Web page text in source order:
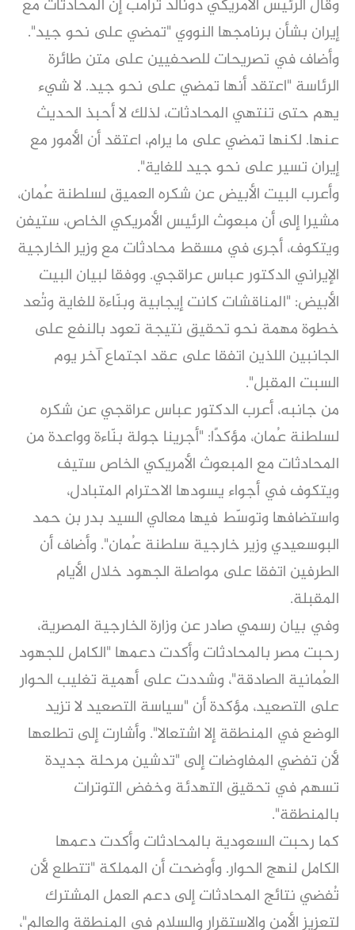
وقال الرئيس الأمريكي دونالد ترامب إن المحادثات مع
إيران بشأن برنامجها النووي "تمضي على نحو جيد".
وأضاف في تصريحات للصحفيين على متن طائرة
الرئاسة "اعتقد أنها تمضي على نحو جيد. لا شيء
يهم حتى تنتهي المحادثات، لذلك لا أحبذ الحديث
عنها. لكنها تمضي على ما يرام، اعتقد أن الأمور مع
إيران تسير على نحو جيد للغاية".
وأعرب البيت الأبيض عن شكره العميق لسلطنة عُمان،
مشيرا إلى أن مبعوث الرئيس الأمريكي الخاص، ستيفن
ويتكوف، أجرى في مسقط محادثات مع وزير الخارجية
الإيراني الدكتور عباس عراقجي. ووفقا لبيان البيت
الأبيض: "المناقشات كانت إيجابية وبنّاءة للغاية وتُعد
خطوة مهمة نحو تحقيق نتيجة تعود بالنفع على
الجانبين اللذين اتفقا على عقد اجتماع آخر يوم
السبت المقبل".
من جانبه، أعرب الدكتور عباس عراقجي عن شكره
لسلطنة عُمان، مؤكدًا: "أجرينا جولة بنّاءة وواعدة من
المحادثات مع المبعوث الأمريكي الخاص ستيف
ويتكوف في أجواء يسودها الاحترام المتبادل،
واستضافها وتوسّط فيها معالي السيد بدر بن حمد
البوسعيدي وزير خارجية سلطنة عُمان". وأضاف أن
الطرفين اتفقا على مواصلة الجهود خلال الأيام
المقبلة.
وفي بيان رسمي صادر عن وزارة الخارجية المصرية،
رحبت مصر بالمحادثات وأكدت دعمها "الكامل للجهود
العُمانية الصادقة"، وشددت على أهمية تغليب الحوار
على التصعيد، مؤكدة أن "سياسة التصعيد لا تزيد
الوضع في المنطقة إلا اشتعالا". وأشارت إلى تطلعها
لأن تفضي المفاوضات إلى "تدشين مرحلة جديدة
تسهم في تحقيق التهدئة وخفض التوترات
بالمنطقة".
كما رحبت السعودية بالمحادثات وأكدت دعمها
الكامل لنهج الحوار. وأوضحت أن المملكة "تتطلع لأن
تُفضي نتائج المحادثات إلى دعم العمل المشترك
لتعزيز الأمن والاستقرار والسلام في المنطقة والعالم"،